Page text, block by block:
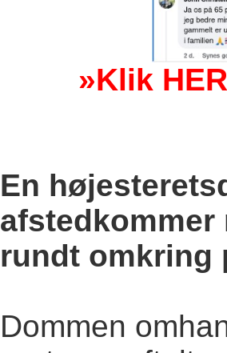
»Klik
En
afstedkommer
rundt omkring
Dommen